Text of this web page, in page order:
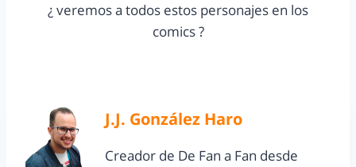
¿ veremos a todos estos personajes en los
comics ?
J.J. González Haro
Creador de De Fan a Fan desde